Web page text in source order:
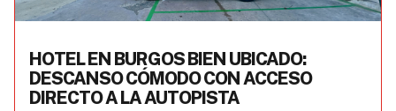
HOTEL EN BURGOS BIEN UBICADO:
DESCANSO CÓMODO CON ACCESO
DIRECTO A LA AUTOPISTA